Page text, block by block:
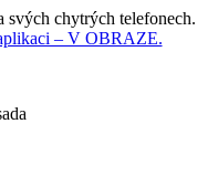
svých chytrých telefonech.
– V OBRAZE.